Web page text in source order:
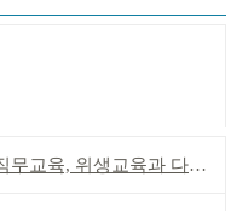
교육, 위생교육과 다르다”